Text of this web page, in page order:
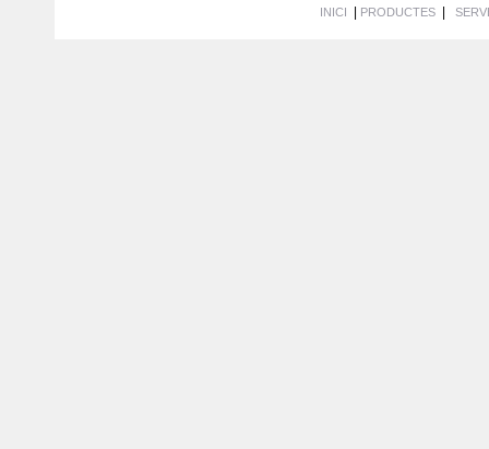
INICI
PRODUCTES |